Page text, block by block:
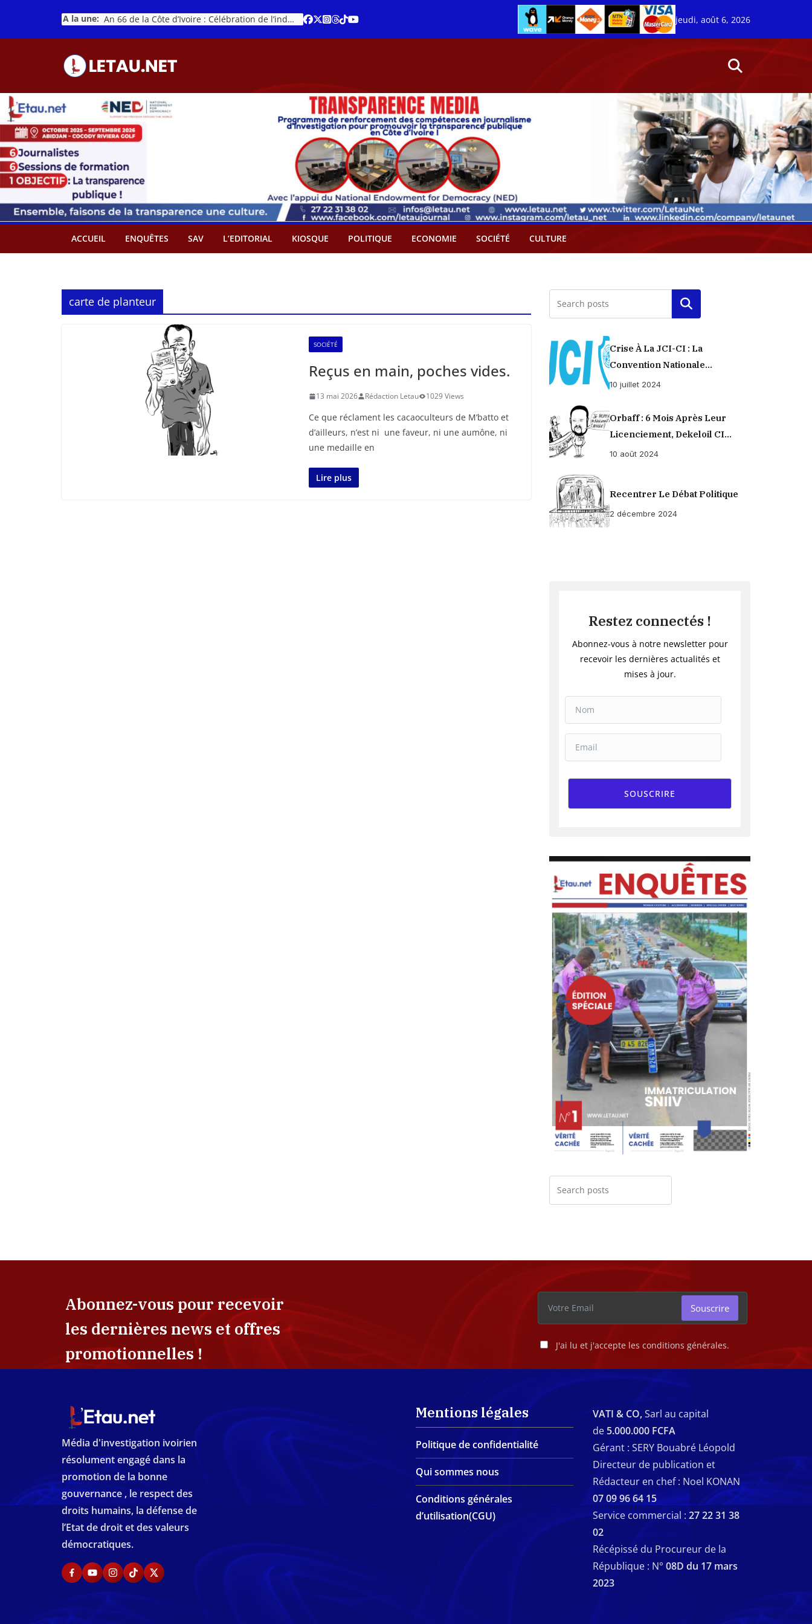
contenu
A la une:
Cacao – Prix minimum garanti : Des producteurs demande son abandon
jeudi, août 6, 2026
ACCUEIL ENQUÊTES SAV L’EDITORIAL KIOSQUE POLITIQUE ECONOMIE SOCIÉTÉ CULTURE
carte de planteur
SOCIÉTÉ
Reçus en main, poches vides.
13 mai 2026 Rédaction Letau 1029 Views
Ce que réclament les cacaoculteurs de M’batto et
d’ailleurs, n’est ni une faveur, ni une aumône, ni
une medaille en
Lire plus
Rechercher
Crise À La JCI-CI : La
Convention Nationale
Provisoirement Suspendue
10 juillet 2024
Orbaff : 6 Mois Après Leur
Licenciement, Dekeloil CI
Propose À Ses Ex-Ouvriers Un
10 août 2024
Recentrer Le Débat Politique
2 décembre 2024
Restez connectés !
Abonnez-vous à notre newsletter pour
recevoir les dernières actualités et
mises à jour.
SOUSCRIRE
Abonnez-vous pour recevoir
les dernières news et offres
promotionnelles !
J'ai lu et j'accepte les conditions générales.
Souscrire
Média d'investigation ivoirien
résolument engagé dans la
promotion de la bonne
gouvernance , le respect des
droits humains, la défense de
l’Etat de droit et des valeurs
démocratiques.
Mentions légales
Politique de confidentialité
Qui sommes nous
Conditions générales
d’utilisation(CGU)
VATI & CO,Sarl au capital
de 5.000.000 FCFA
Gérant : SERY Bouabré Léopold
Directeur de publication et
Rédacteur en chef : Noel KONAN
07 09 96 64 15
Service commercial : 27 22 31 38
02
Récépissé du Procureur de la
République : N° 08D du 17 mars
2023